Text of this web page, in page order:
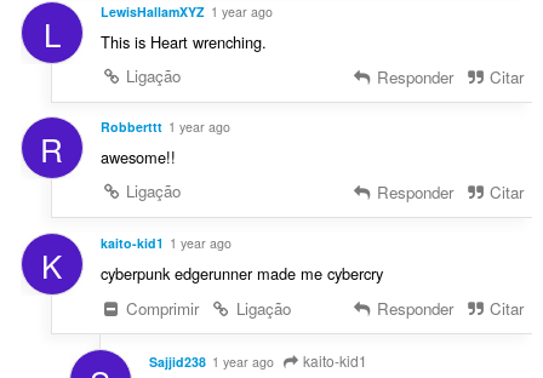
L LewisHallamXYZ 1 year ago
This is Heart wrenching.
Ligação
Responder Citar
R Robberttt 1 year ago
awesome!!
Ligação
Responder Citar
K kaito-kid1 1 year ago
cyberpunk edgerunner made me cybercry
Comprimir
Ligação Responder Citar
Sajjid238 1 year ago kaito-kid1